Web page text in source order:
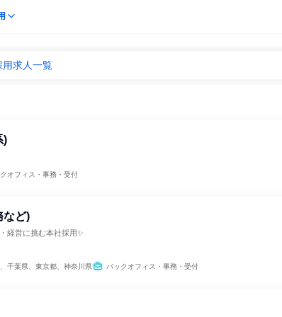
求人一覧
)
オフィス・事務・受付
など)
経営に挑む本社採用✨
千葉県、東京都、神奈川県 バックオフィス・事務・受付